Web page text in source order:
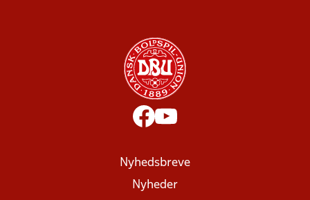
Nyhedsbreve
Nyheder